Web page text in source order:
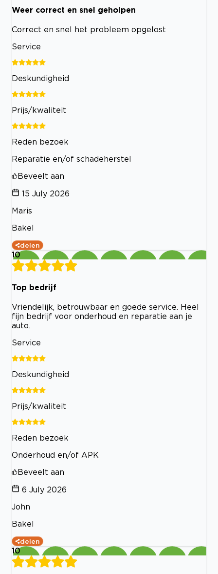
Weer correct en snel geholpen
Correct en snel het probleem opgelost
Service
Deskundigheid
Prijs/kwaliteit
Reden bezoek
Reparatie en/of schadeherstel
Beveelt aan
15 July 2026
Maris
Bakel
delen
10
Top bedrijf
Vriendelijk, betrouwbaar en goede service. Heel
fijn bedrijf voor onderhoud en reparatie aan je
auto.
Service
Deskundigheid
Prijs/kwaliteit
Reden bezoek
Onderhoud en/of APK
Beveelt aan
6 July 2026
John
Bakel
delen
10